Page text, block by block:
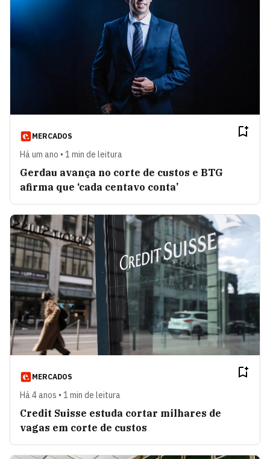
MERCADOS
Há um ano • 1 min de leitura
Gerdau avança no corte de custos e BTG
afirma que ‘cada centavo conta’
MERCADOS
Há 4 anos • 1 min de leitura
Credit Suisse estuda cortar milhares de
vagas em corte de custos